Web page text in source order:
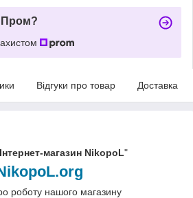
Пром?
Відгуки про товар Доставка
Інтернет-магазин NikopoL"
роботу нашого магазину